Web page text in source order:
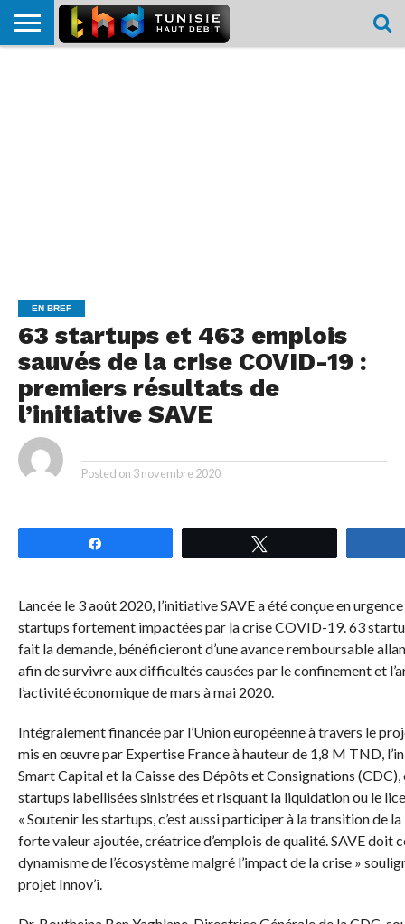
EN BREF
63 startups et 463 emplois
sauvés de la crise COVID-19 :
premiers résultats de
l’initiative SAVE
Posted on 3 novembre 2020
Lancée le 3 août 2020, l’initiative SAVE a été conçue en
startups fortement impactées par la crise COVID-19. 63
fait la demande, bénéficieront d’une avance remboursable
afin de survivre aux difficultés causées par le confinement et
l’activité économique de mars à mai 2020.
Intégralement financée par l’Union européenne à travers le
mis en œuvre par Expertise France à hauteur de 1,8 M TND,
Smart Capital et la Caisse des Dépôts et Consignations (CDC),
startups labellisées sinistrées et risquant la liquidation ou le
« Soutenir les startups, c’est aussi participer à la transition de
forte valeur ajoutée, créatrice d’emplois de qualité. SAVE doit
dynamisme de l’écosystème malgré l’impact de la crise »
projet Innov’i.